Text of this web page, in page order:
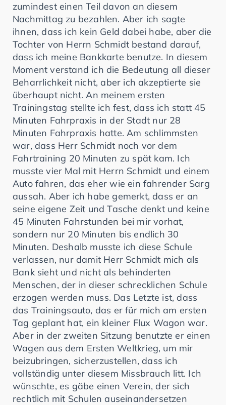
zumindest einen Teil davon an diesem
Nachmittag zu bezahlen. Aber ich sagte
ihnen, dass ich kein Geld dabei habe, aber die
Tochter von Herrn Schmidt bestand darauf,
dass ich meine Bankkarte benutze. In diesem
Moment verstand ich die Bedeutung all dieser
Beharrlichkeit nicht, aber ich akzeptierte sie
überhaupt nicht. An meinem ersten
Trainingstag stellte ich fest, dass ich statt 45
Minuten Fahrpraxis in der Stadt nur 28
Minuten Fahrpraxis hatte. Am schlimmsten
war, dass Herr Schmidt noch vor dem
Fahrtraining 20 Minuten zu spät kam. Ich
musste vier Mal mit Herrn Schmidt und einem
Auto fahren, das eher wie ein fahrender Sarg
aussah. Aber ich habe gemerkt, dass er an
seine eigene Zeit und Tasche denkt und keine
45 Minuten Fahrstunden bei mir vorhat,
sondern nur 20 Minuten bis endlich 30
Minuten. Deshalb musste ich diese Schule
verlassen, nur damit Herr Schmidt mich als
Bank sieht und nicht als behinderten
Menschen, der in dieser schrecklichen Schule
erzogen werden muss. Das Letzte ist, dass
das Trainingsauto, das er für mich am ersten
Tag geplant hat, ein kleiner Flux Wagon war.
Aber in der zweiten Sitzung benutzte er einen
Wagen aus dem Ersten Weltkrieg, um mir
beizubringen, sicherzustellen, dass ich
vollständig unter diesem Missbrauch litt. Ich
wünschte, es gäbe einen Verein, der sich
rechtlich mit Schulen auseinandersetzen